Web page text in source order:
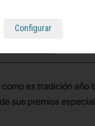
como es tradición año
sus premios
Configurar